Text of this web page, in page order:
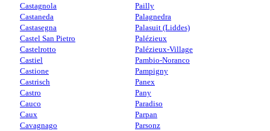
Castagnola
Castaneda
Castasegna
Castel San Pietro
Castelrotto
Castiel
Castione
Castrisch
Castro
Cauco
Caux
Cavagnago
Pailly
Palagnedra
Palasuit (Liddes)
Palézieux
Palézieux-Village
Pambio-Noranco
Pampigny
Panex
Pany
Paradiso
Parpan
Parsonz